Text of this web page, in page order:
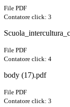
File PDF
Contatore click: 3
File PDF
Contatore click: 4
body (17).pdf
File PDF
Contatore click: 3